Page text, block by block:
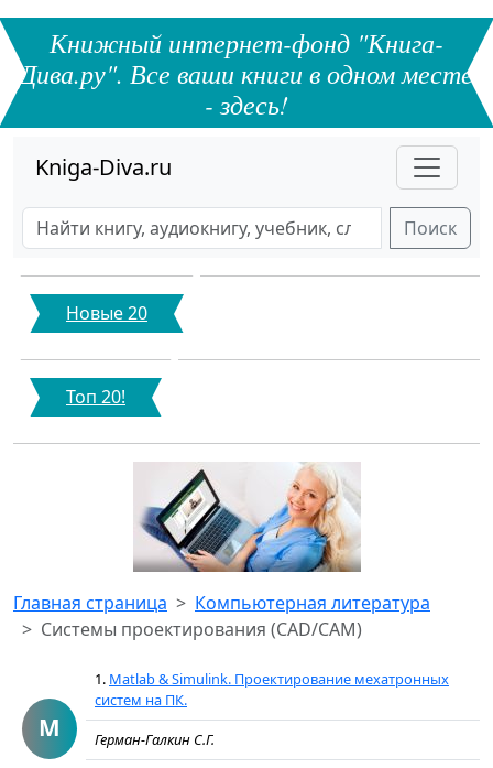
Книжный интернет-фонд "Книга-
Дива.ру". Все ваши книги в одном месте
- здесь!
Kniga-Diva.ru
Поиск
Новые 20
Топ 20!
Главная страница
Компьютерная литература
Системы проектирования (CAD/CAM)
M
1. Matlab & Simulink. Проектирование мехатронных
систем на ПК.
Герман-Галкин С.Г.